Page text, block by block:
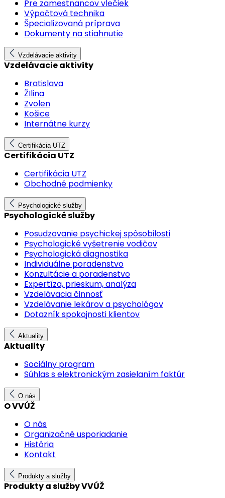
Pre zamestnancov vlečiek
Výpočtová technika
Špecializovaná príprava
Dokumenty na stiahnutie
Vzdelávacie aktivity
Vzdelávacie aktivity
Bratislava
ŽIlina
Zvolen
Košice
Internátne kurzy
Certifikácia UTZ
Certifikácia UTZ
Certifikácia UTZ
Obchodné podmienky
Psychologické služby
Psychologické služby
Posudzovanie psychickej spôsobilosti
Psychologické vyšetrenie vodičov
Psychologická diagnostika
Individuálne poradenstvo
Konzultácie a poradenstvo
Expertíza, prieskum, analýza
Vzdelávacia činnosť
Vzdelávanie lekárov a psychológov
Dotazník spokojnosti klientov
Aktuality
Aktuality
Sociálny program
Súhlas s elektronickým zasielaním faktúr
O nás
O VVÚŽ
O nás
Organizačné usporiadanie
História
Kontakt
Produkty a služby
Produkty a služby VVÚŽ